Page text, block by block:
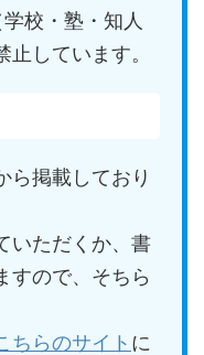
校・塾・知人
しています。
掲載しており
いただくか、書
すので、そちら
ちらのサイト に